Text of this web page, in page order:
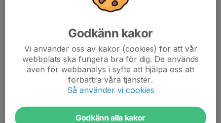
Godkänn kakor
Vi använder oss av kakor (cookies) för att vår
webbplats ska fungera bra för dig. De används
även för webbanalys i syfte att hjälpa oss att
förbättra våra tjänster.
Så använder vi cookies
Godkänn alla kakor